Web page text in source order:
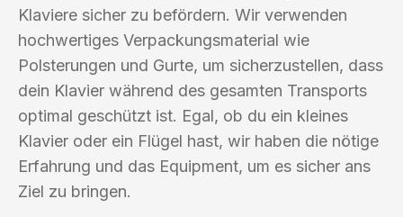
Klaviere sicher zu befördern. Wir verwenden
hochwertiges Verpackungsmaterial wie
Polsterungen und Gurte, um sicherzustellen, dass
dein Klavier während des gesamten Transports
optimal geschützt ist. Egal, ob du ein kleines
Klavier oder ein Flügel hast, wir haben die nötige
Erfahrung und das Equipment, um es sicher ans
Ziel zu bringen.